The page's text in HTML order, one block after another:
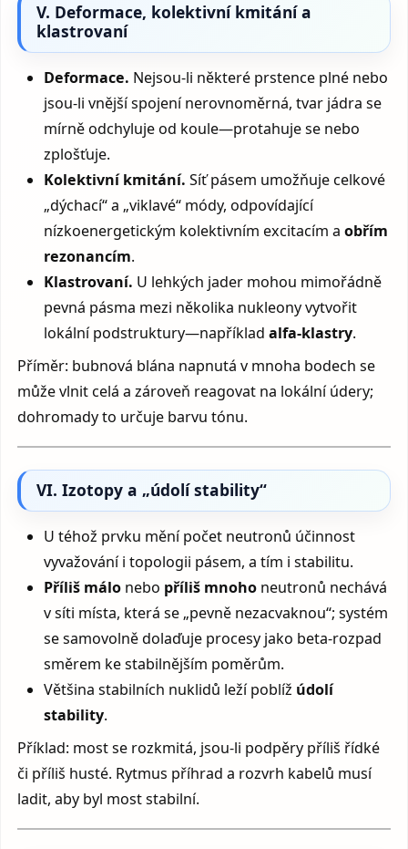
V. Deformace, kolektivní kmitání a
klastrovaní
Deformace. Nejsou-li některé prstence plné nebo
jsou-li vnější spojení nerovnoměrná, tvar jádra se
mírně odchyluje od koule—protahuje se nebo
zplošťuje.
Kolektivní kmitání. Síť pásem umožňuje celkové
„dýchací“ a „viklavé“ módy, odpovídající
nízkoenergetickým kolektivním excitacím aobřím
rezonancím.
Klastrovaní. U lehkých jader mohou mimořádně
pevná pásma mezi několika nukleony vytvořit
lokální podstruktury—napříkladalfa-klastry.
Příměr: bubnová blána napnutá v mnoha bodech se
může vlnit celá a zároveň reagovat na lokální údery;
dohromady to určuje barvu tónu.
VI. Izotopy a „údolí stability“
U téhož prvku mění počet neutronů účinnost
vyvažování i topologii pásem, a tím i stabilitu.
Příliš málo nebo příliš mnoho neutronů nechává
v síti místa, která se „pevně nezacvaknou“; systém
se samovolně dolaďuje procesy jako beta-rozpad
směrem ke stabilnějším poměrům.
Většina stabilních nuklidů leží poblíž údolí
stability.
Příklad: most se rozkmitá, jsou-li podpěry příliš řídké
či příliš husté. Rytmus příhrad a rozvrh kabelů musí
ladit, aby byl most stabilní.